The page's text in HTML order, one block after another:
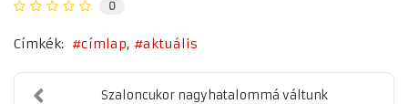
0
Címkék: címlap aktuális
Szaloncukor nagyhatalommá váltunk